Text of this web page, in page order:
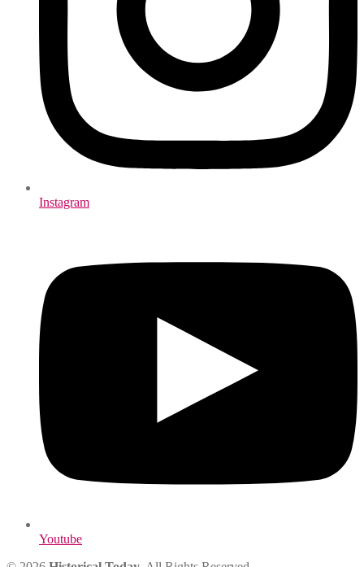
Instagram
Youtube